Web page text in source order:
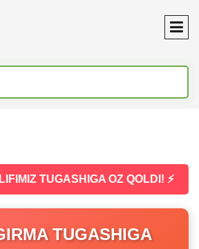
TUGASHIGA OZ QOLDI! ⚡
TUGASHIGA